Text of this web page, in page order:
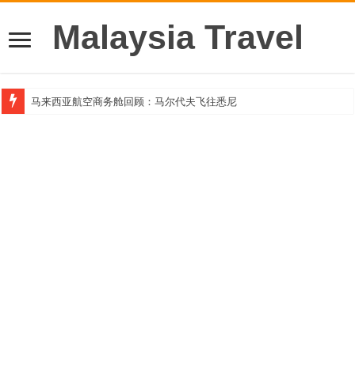
Malaysia Travel
马来西亚航空商务舱回顾：马尔代夫飞往悉尼
Klook客路汇聚超过50位旅游创作者，参与马来西亚Kreatorverse IN x